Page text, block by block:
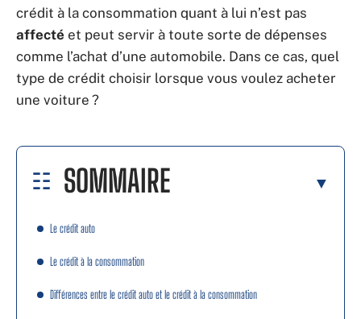
crédit à la consommation quant à lui n’est pas
affecté et peut servir à toute sorte de dépenses
comme l’achat d’une automobile. Dans ce cas, quel
type de crédit choisir lorsque vous voulez acheter
une voiture ?
SOMMAIRE
Le crédit auto
Le crédit à la consommation
Différences entre le crédit auto et le crédit à la consommation